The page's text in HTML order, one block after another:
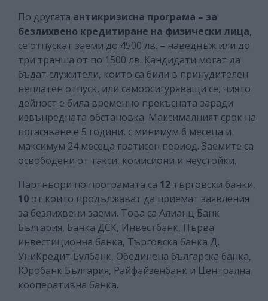
По другата антикризисна програма – за
безлихвено кредитиране на физически лица,
се отпускат заеми до 4500 лв. – наведнъж или до
три транша от по 1500 лв. Кандидати могат да
бъдат служители, които са били в принудителен
неплатен отпуск, или самоосигуряващи се, чиято
дейност е била временно прекъсната заради
извънредната обстановка. Максималният срок на
погасяване е 5 години, с минимум 6 месеца и
максимум 24 месеца гратисен период. Заемите са
освободени от такси, комисиони и неустойки.
Партньори по програмата са 12 търговски банки,
10 от които продължават да приемат заявления
за безлихвени заеми. Това са Алианц Банк
България, Банка ДСК, Инвестбанк, Първа
инвестиционна банка, Търговска банка Д,
УниКредит Булбанк, Обединена българска банка,
Юробанк България, Райфайзенбанк и Централна
кооперативна банка.